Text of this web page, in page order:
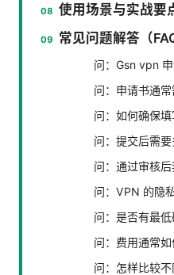
使用场景与实战要
常见问题解答（
问：Gsn vpn
问：申请书通常
问：如何确保填
问：提交后需要
问：通过审核后
问：VPN 的隐
问：是否有最低
问：费用通常如
问：怎样比较不